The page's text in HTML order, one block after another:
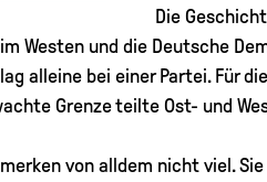
Die
und die Deutsche
alleine bei einer Partei. Für
Grenze teilte Ost- und
von alldem nicht viel.